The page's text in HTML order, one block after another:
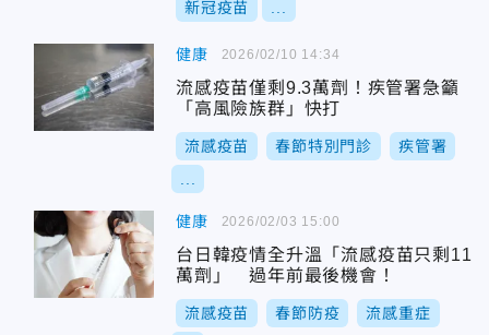
新冠疫苗
健康
流感疫苗僅剩9.3萬劑！疾管署急籲
「高風險族群」快打
流感疫苗 春節特別門診 疾管署
2026/02/10 14:34
健康
台日韓疫情全升溫「流感疫苗只剩11
萬劑」 過年前最後機會！
流感疫苗 春節防疫 流感重症
2026/02/03 15:00